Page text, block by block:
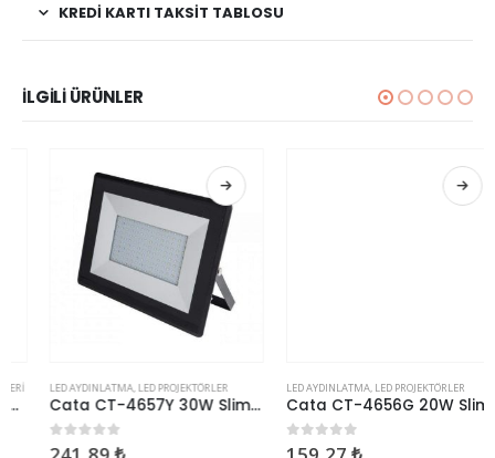
KREDI KARTI TAKSIT TABLOSU
İLGILI ÜRÜNLER
LED AYDINLATMA,LED PROJEKTÖRLER
Cata CT-4657Y 30W Slim Led Projektör Yeşil
5 üzerinden
LED AYDINLATMA,LED PROJEKTÖRLER
Cata CT-4656G 20W Slim Led Projektör Günışığı
5 üzerinden